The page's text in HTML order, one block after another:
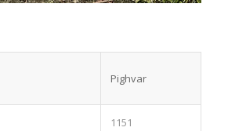
Pighvar
1151